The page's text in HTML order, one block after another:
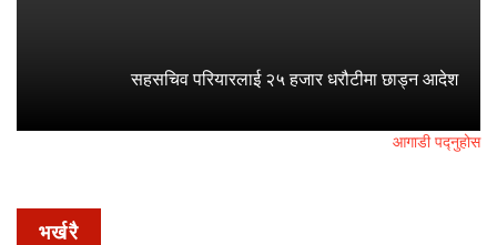
सहसचिव परियारलाई २५ हजार धरौटीमा छाड्न आदेश
आगाडी पद्नुहोस
भर्खरै